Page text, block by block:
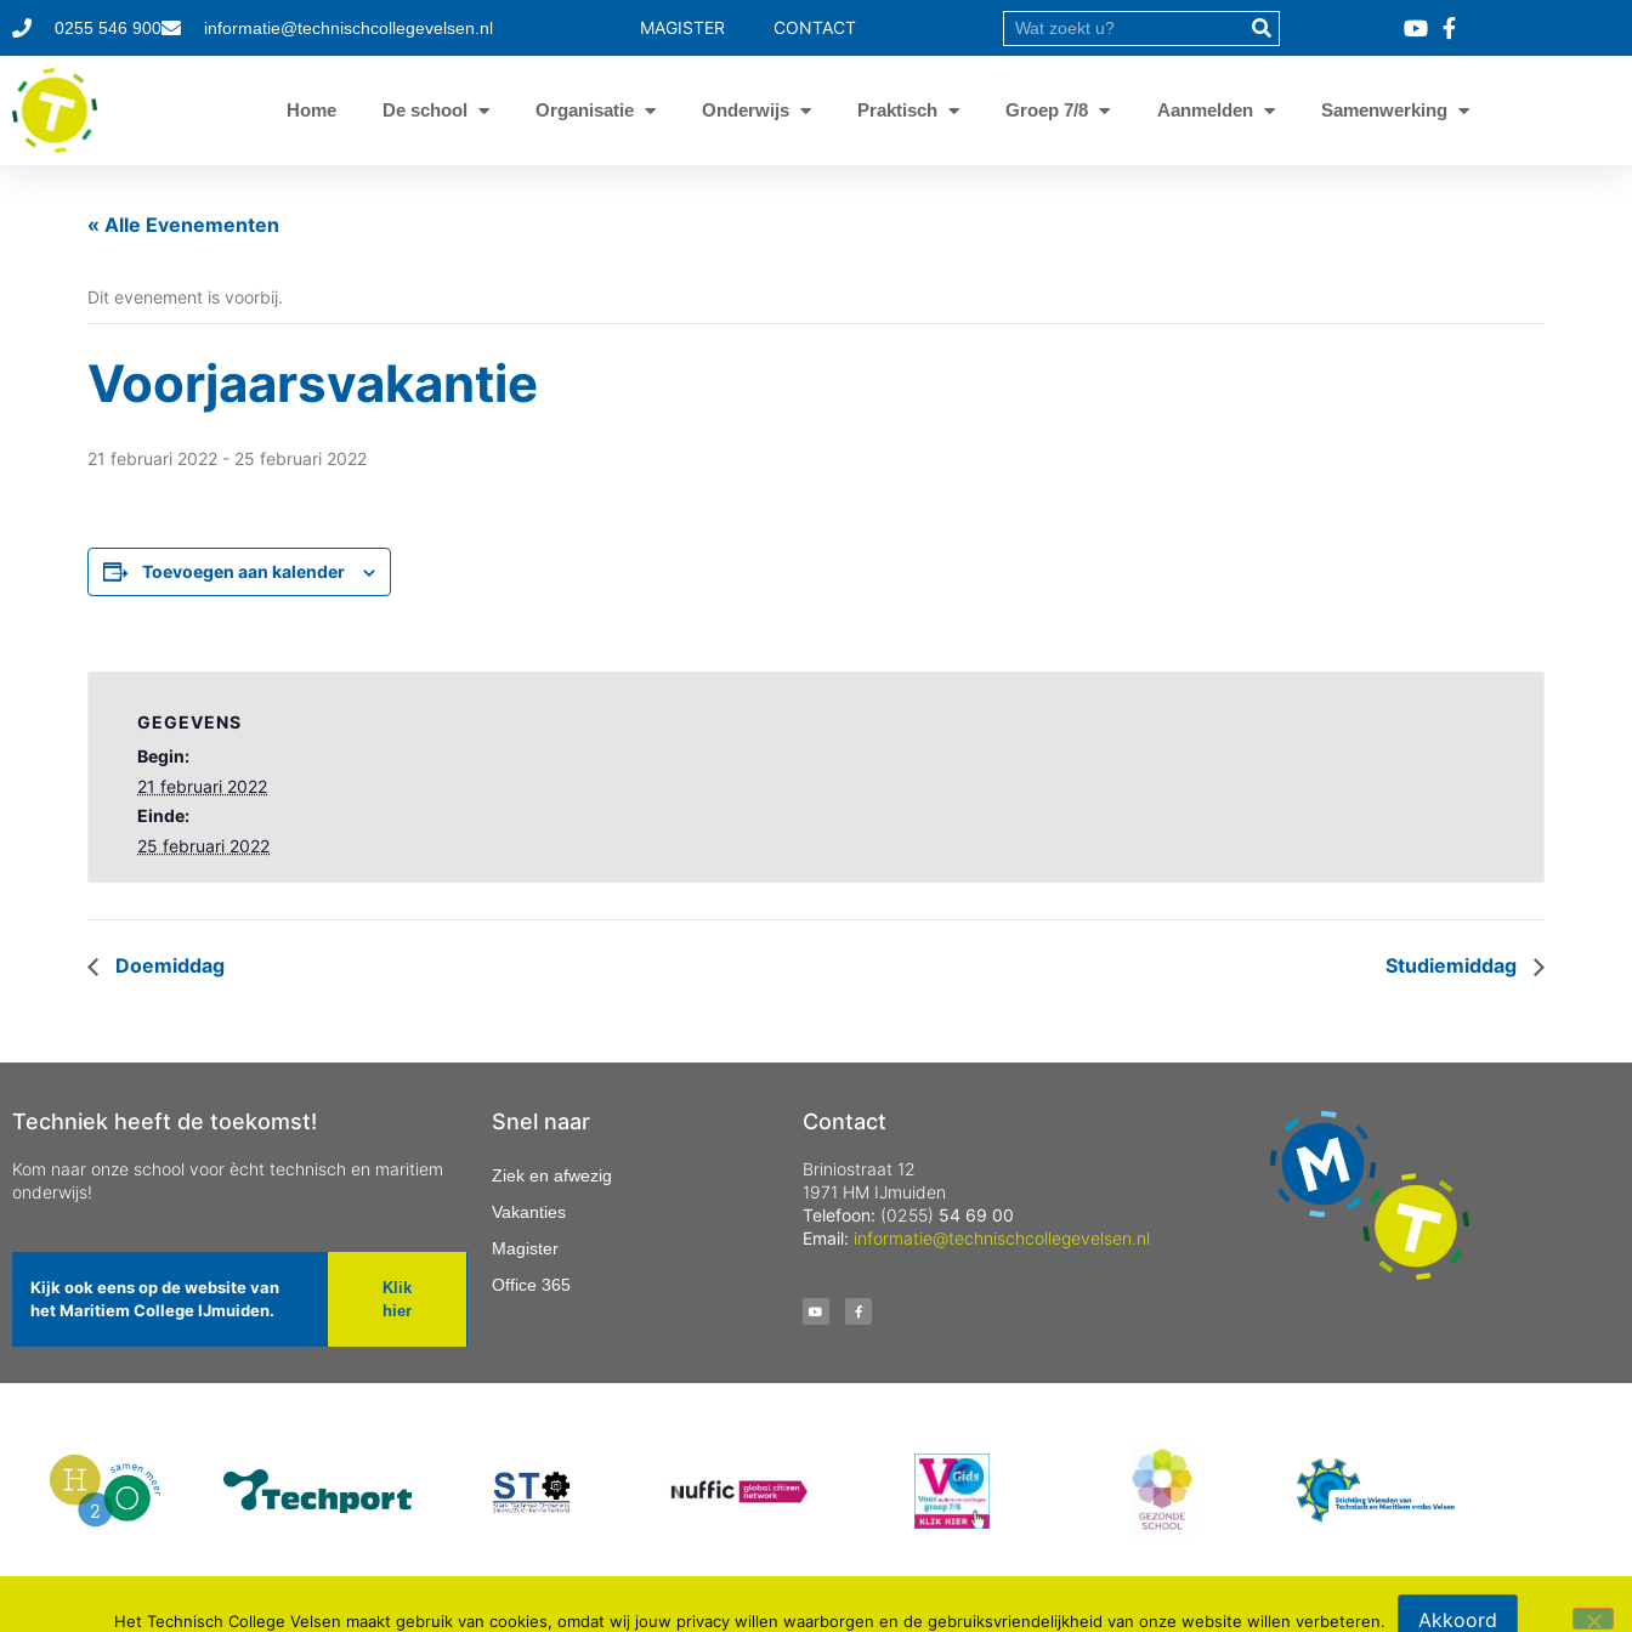
0255 546 900 informatie@technischcollegevelsen.nl MAGISTER CONTACT
Home De school Organisatie Onderwijs Praktisch Groep 7/8 Aanmelden Samenwerking
« Alle Evenementen
Dit evenement is voorbij.
Voorjaarsvakantie
21 februari 2022 - 25 februari 2022
Toevoegen aan kalender
GEGEVENS
Begin:
21 februari 2022
Einde:
25 februari 2022
Doemiddag Studiemiddag
Techniek heeft de toekomst!
Kom naar onze school voor ècht technisch en maritiem
onderwijs!
Kijk ook eens op de website van
het Maritiem College IJmuiden.
Klik
hier
Snel naar
Ziek en afwezig
Vakanties
Magister
Office 365
Contact
Briniostraat 12
1971 HM IJmuiden
Telefoon: (0255) 54 69 00
Email: informatie@technischcollegevelsen.nl
Het Technisch College Velsen maakt gebruik van cookies, omdat wij jouw privacy willen waarborgen en de gebruiksvriendelijkheid van onze website willen verbeteren. Akkoord